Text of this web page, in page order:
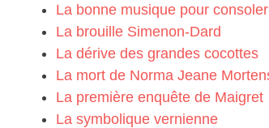
La bonne musique pour
La brouille Simenon-Dard
La dérive des grandes cocottes
La mort de Norma Jeane
La première enquête de Maigret
La symbolique vernienne